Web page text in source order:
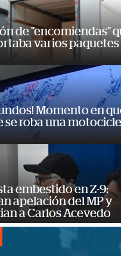
de "encomiendas"
varios paquetes
Momento en
se roba una
embestido en Z-9:
apelación del MP y
a Carlos Acevedo